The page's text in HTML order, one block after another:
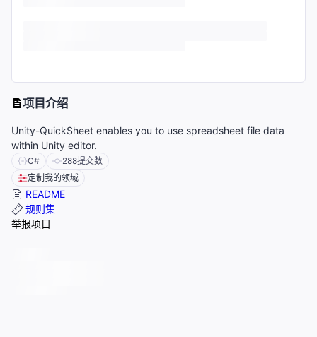
项目介绍
Unity-QuickSheet enables you to use spreadsheet file data
within Unity editor.
C# 288提交数
定制我的领域
README
规则集
举报项目